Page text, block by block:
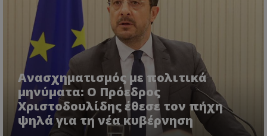
Ανασχηματισμός με πολιτικά
μηνύματα: Ο Πρόεδρος
Χριστοδουλίδης έθεσε τον πήχη
ψηλά για τη νέα κυβέρνηση
VISITOR_PRIVACY_METADATA
YouTube
.youtube.com